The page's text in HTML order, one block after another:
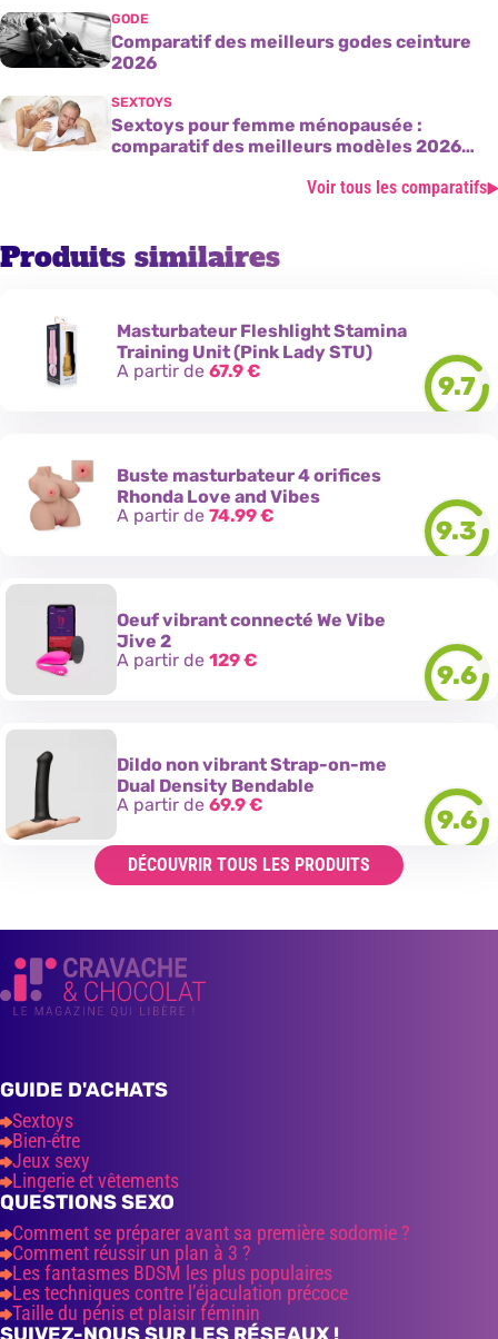
GODE
Comparatif des meilleurs godes ceinture
2026
SEXTOYS
Sextoys pour femme ménopausée :
comparatif des meilleurs modèles 2026
Voir tous les comparatifs
Produits similaires
Masturbateur Fleshlight Stamina
Training Unit (Pink Lady STU)
A partir de 67.9€ 9.7
Buste masturbateur 4 orifices
Rhonda Love and Vibes
A partir de 74.99€ 9.3
Oeuf vibrant connecté We Vibe
Jive 2
A partir de 129€ 9.6
Dildo non vibrant Strap-on-me
Dual Density Bendable
A partir de 69.9€ 9.6
DÉCOUVRIR TOUS LES PRODUITS
GUIDE D'ACHATS
Sextoys
Bien-être
Jeux sexy
Lingerie et vêtements
QUESTIONS SEXO
Comment se préparer avant sa première sodomie ?
Comment réussir un plan à 3 ?
Les fantasmes BDSM les plus populaires
Les techniques contre l’éjaculation précoce
Taille du pénis et plaisir féminin